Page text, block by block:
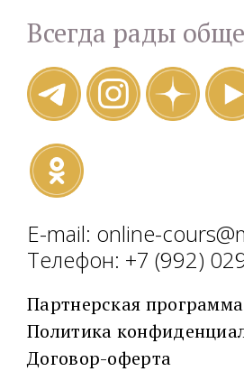
Всегда рады
E-mail: online-
Телефон: +7 (992)
Партнерская программа
Политика
Договор-оферта